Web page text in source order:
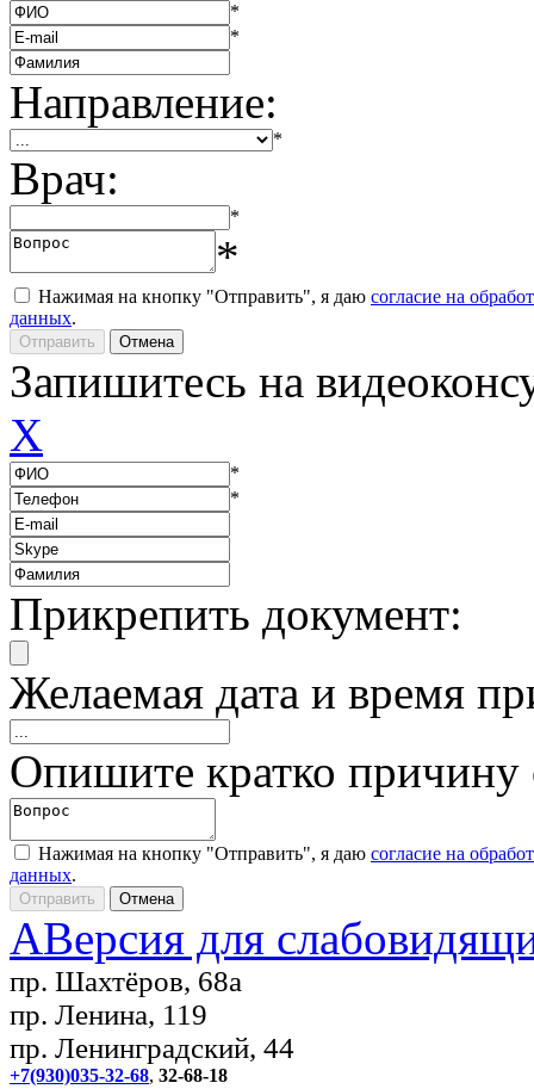
*
*
Направление:
*
Врач:
*
*
Нажимая на кнопку "Отправить", я даю согласие на
данных.
Запишитесь на
X
*
*
Прикрепить документ:
Желаемая дата и время
Опишите кратко
Нажимая на кнопку "Отправить", я даю согласие на
данных.
AВерсия для
пр. Шахтёров, 68а
пр. Ленина, 119
пр. Ленинградский, 44
+7(930)035-32-68, 32-68-18